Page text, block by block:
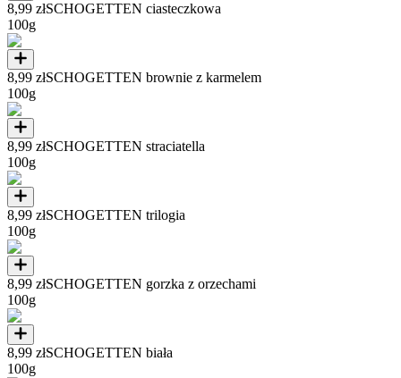
8,99 złSCHOGETTEN ciasteczkowa
100g
8,99 złSCHOGETTEN brownie z karmelem
100g
8,99 złSCHOGETTEN straciatella
100g
8,99 złSCHOGETTEN trilogia
100g
8,99 złSCHOGETTEN gorzka z orzechami
100g
8,99 złSCHOGETTEN biała
100g